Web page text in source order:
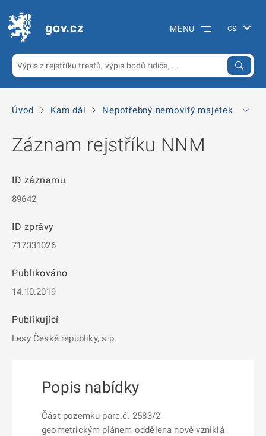
gov.cz MENU
Úvod Kam dál Nepotřebný nemovitý majetek
Záznam rejstříku NNM
ID záznamu
89642
ID zprávy
717331026
Publikováno
14.10.2019
Publikující
Lesy České republiky, s.p.
Popis nabídky
Část pozemku parc.č. 2583/2 -
geometrickým plánem oddělena nově vzniklá